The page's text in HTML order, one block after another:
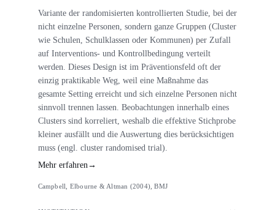
Variante der randomisierten kontrollierten Studie, bei der
nicht einzelne Personen, sondern ganze Gruppen (Cluster
wie Schulen, Schulklassen oder Kommunen) per Zufall
auf Interventions- und Kontrollbedingung verteilt
werden. Dieses Design ist im Präventionsfeld oft der
einzig praktikable Weg, weil eine Maßnahme das
gesamte Setting erreicht und sich einzelne Personen nicht
sinnvoll trennen lassen. Beobachtungen innerhalb eines
Clusters sind korreliert, weshalb die effektive Stichprobe
kleiner ausfällt und die Auswertung dies berücksichtigen
muss (engl. cluster randomised trial).
Mehr erfahren →
Campbell, Elbourne & Altman (2004), BMJ